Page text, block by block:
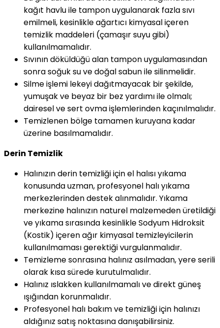
kağıt havlu ile tampon uygulanarak fazla sıvı
emilmeli, kesinlikle ağartıcı kimyasal içeren
temizlik maddeleri (çamaşır suyu gibi)
kullanılmamalıdır.
Sıvının döküldüğü alan tampon uygulamasından
sonra soğuk su ve doğal sabun ile silinmelidir.
Silme işlemi lekeyi dağıtmayacak bir şekilde,
yumuşak ve beyaz bir bez yardımı ile olmalı;
dairesel ve sert ovma işlemlerinden kaçınılmalıdır.
Temizlenen bölge tamamen kuruyana kadar
üzerine basılmamalıdır.
Derin Temizlik
Halınızın derin temizliği için el halısı yıkama
konusunda uzman, profesyonel halı yıkama
merkezlerinden destek alınmalıdır. Yıkama
merkezine halınızın naturel malzemeden üretildiği
ve yıkama sırasında kesinlikle Sodyum Hidroksit
(Kostik) içeren ağır kimyasal temizleyicilerin
kullanılmaması gerektiği vurgulanmalıdır.
Temizleme sonrasına halınız asılmadan, yere serili
olarak kısa sürede kurutulmalıdır.
Halınız ıslakken kullanılmamalı ve direkt güneş
ışığından korunmalıdır.
Profesyonel halı bakım ve temizliği için halınızı
aldığınız satış noktasına danışabilirsiniz.